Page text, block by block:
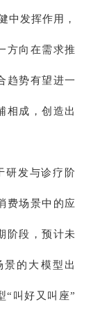
中发挥作用，
方向在需求推
趋势有望进一
相成，创造出
研发与诊疗阶
费场景中的应
阶段，预计未
的大模型出
“叫好又叫座”